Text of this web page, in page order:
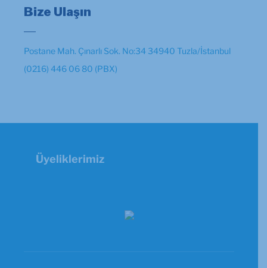
Bize Ulaşın
Postane Mah. Çınarlı Sok. No:34 34940 Tuzla/İstanbul
(0216) 446 06 80 (PBX)
Üyeliklerimiz